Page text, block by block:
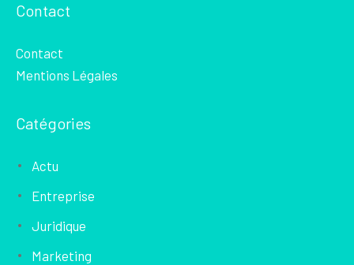
Contact
Contact
Mentions Légales
Catégories
Actu
Entreprise
Juridique
Marketing